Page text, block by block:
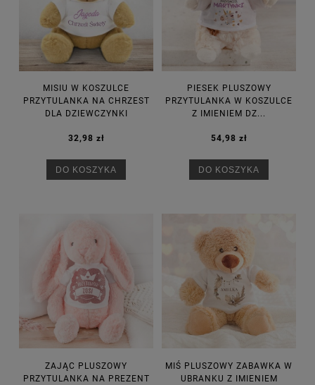
MISIU W KOSZULCE
PRZYTULANKA NA CHRZEST
DLA DZIEWCZYNKI
32,98 zł
DO KOSZYKA
PIESEK PLUSZOWY
PRZYTULANKA W KOSZULCE
Z IMIENIEM DZ...
54,98 zł
DO KOSZYKA
ZAJĄC PLUSZOWY
PRZYTULANKA NA PREZENT
MIŚ PLUSZOWY ZABAWKA W
UBRANKU Z IMIENIEM